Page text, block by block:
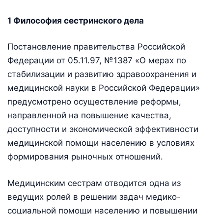
1 Философия сестринского дела
Постановление правительства Российской
Федерации от 05.11.97, №1387 «О мерах по
стабилизации и развитию здравоохранения и
медицинской науки в Российской Федерации»
предусмотрено осуществление реформы,
направленной на повышение качества,
доступности и экономической эффективности
медицинской помощи населению в условиях
формирования рыночных отношений.
Медицинским сестрам отводится одна из
ведущих ролей в решении задач медико-
социальной помощи населению и повышении